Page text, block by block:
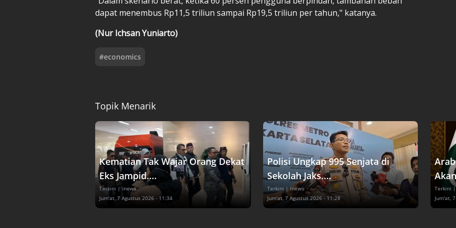
dapat menembus Rp11,5 triliun sampai Rp19,5 triliun per tahun," katanya.
(Nur Ichsan Yuniarto)
#economics
Topik Menarik
Kematian Tak Wajar Orang Dekat
Eks Jampid....
Terkini | inews
Jum'at, 7 Agustus 2026 - 11:34
Polisi Ungkap 995 Senjata di
Sekolah Jaks....
Terkini | inews
Jum'at, 7 Agustus 2026 - 11:28
Terkini |
Jum'at,